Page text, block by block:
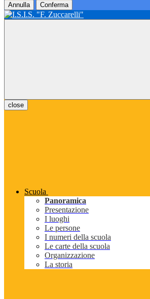
Annulla Conferma
close
Scuola
Panoramica
Presentazione
I luoghi
Le persone
I numeri della scuola
Le carte della scuola
Organizzazione
La storia